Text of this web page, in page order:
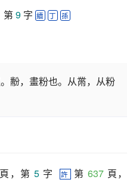
第 9 字 續 丁 孫
黺，畫粉也。从黹，从粉
，第 5 字 許 第 637 頁，